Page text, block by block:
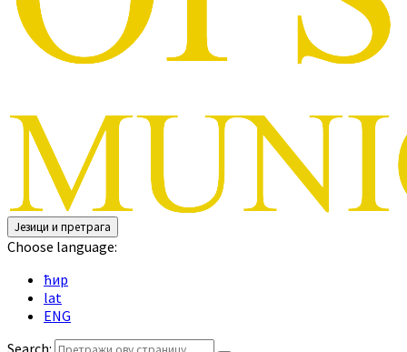
Језици и претрага
Choose language:
ћир
lat
ENG
Search: